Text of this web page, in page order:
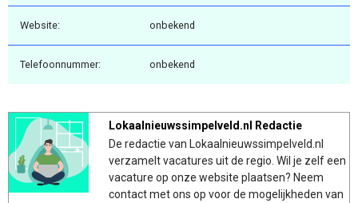
Website: onbekend
Telefoonnummer: onbekend
Lokaalnieuwssimpelveld.nl Redactie
De redactie van Lokaalnieuwssimpelveld.nl
verzamelt vacatures uit de regio. Wil je zelf een
vacature op onze website plaatsen? Neem
contact met ons op voor de mogelijkheden van